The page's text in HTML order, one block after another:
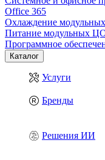
Office 365
Охлаждение
Питание модульных
Программное
Каталог
Услуги
Бренды
Решения ИИ